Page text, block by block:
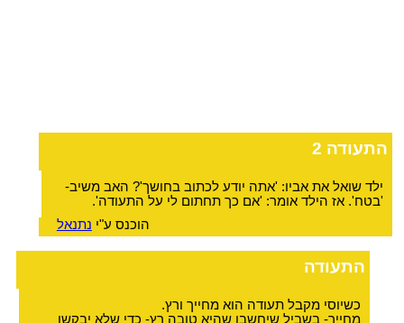
התעודה 2
ילד שואל את אביו: 'אתה יודע לכתוב בחושך'? האב משיב-
'בטח'. אז הילד אומר: 'אם כך תחתום לי על התעודה'.
הוכנס ע"י נתנאל
התעודה
כשיוסי מקבל תעודה הוא מחייך ורץ.
מחייך- בשביל שיחשבו שהיא טובה רץ- כדי שלא יבקשו